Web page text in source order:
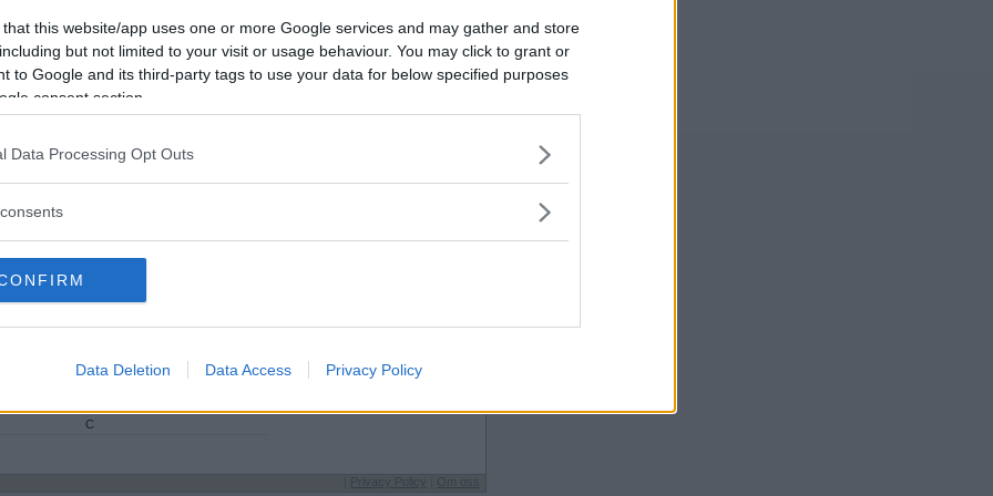
that this website/app uses one or more Google services and may gather and store
but not limited to your visit or usage behaviour. You may click to grant or
to Google and its third-party tags to use your data for below specified purposes
consent section.
Data Processing Opt Outs
Data Deletion Data Access Privacy Policy
Tapt
7315
Avbrutt
23
Uavgjort
Driver med fantestreker
Spillertype på ordspill.no
C
medlem?